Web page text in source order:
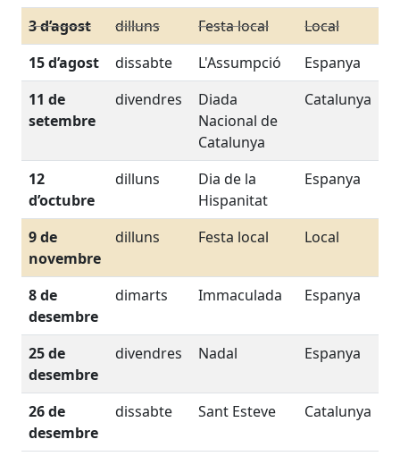
3 d’agost
dilluns Festa local
Local
15 d’agost
dissabte L'Assumpció
Espanya
11 de
setembre
divendres
Diada
Nacional de
Catalunya
Catalunya
12
d’octubre
dilluns
Dia de la
Hispanitat
Espanya
9 de
novembre
dilluns Festa local Local
8 de
desembre
dimarts Immaculada Espanya
25 de
desembre
divendres Nadal Espanya
26 de
desembre
dissabte Sant Esteve Catalunya